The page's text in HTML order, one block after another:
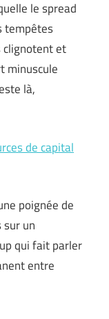
le spread
tempêtes
clignotent et
minuscule
là,
de capital
poignée de
un
qui fait parler
entre